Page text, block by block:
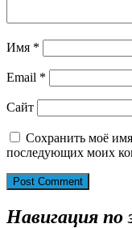
Имя *
Email *
Сайт
Сохранить моё
последующих моих
Навигация по